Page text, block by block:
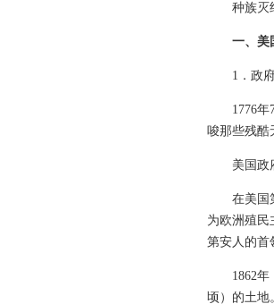
种族灭
一、美
1．政
1776
唆那些残酷
美国政
在美国
为欧洲殖民
第安人的首
1862
顷）的土地